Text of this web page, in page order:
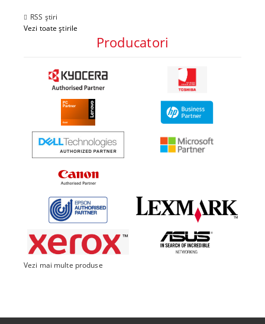
RSS știri
Vezi toate știrile
Producatori
Vezi mai multe produse